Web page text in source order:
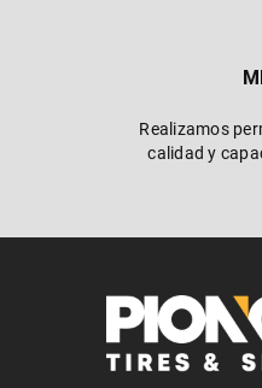
Realizamos
calidad y